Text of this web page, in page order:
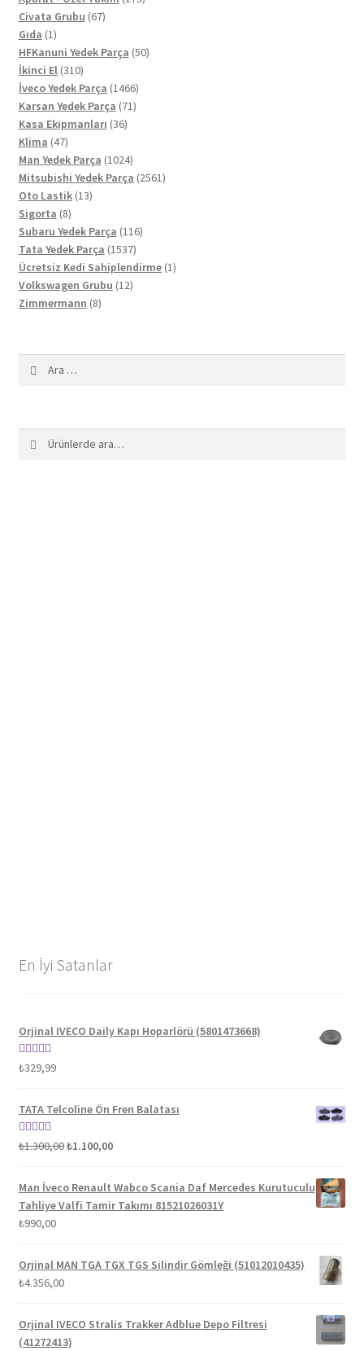
Civata Grubu 6767
Gıda 11
ürün
HFKanuni Yedek Parça 5050
İkinci El 310310
ürün
İveco Yedek Parça 14661466
ürün
Karsan Yedek Parça 7171
Kasa Ekipmanları 3636
Klima 4747
ürün
Man Yedek Parça 10241024
ürün
Mitsubishi Yedek Parça 25612561
Oto Lastik 1313
Sigorta 88
ürün
Subaru Yedek Parça 116116
Tata Yedek Parça 15371537
ürün
Ücretsiz Kedi Sahiplendirme 11
Volkswagen Grubu 1212
Zimmermann 88
En İyi Satanlar
Orjinal IVECO Daily Kapı Hoparlörü (5801473668)
5 üzerinden
₺329,99
TATA Telcoline Ön Fren Balatası
5 üzerinden
₺1.300,00Orijinal
₺1.300,00.
₺1.100,00Şu
fiyat:
₺1.100,00.
Man İveco Renault Wabco Scania Daf Mercedes Kurutuculu
Tahliye Valfi Tamir Takımı 81521026031Y
₺990,00
Orjinal MAN TGA TGX TGS Silindir Gömleği (51012010435)
₺4.356,00
Orjinal IVECO Stralis Trakker Adblue Depo Filtresi
(41272413)